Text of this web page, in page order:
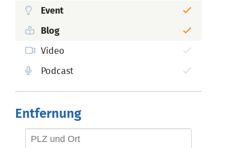
Event
Blog
Video
Podcast
Entfernung